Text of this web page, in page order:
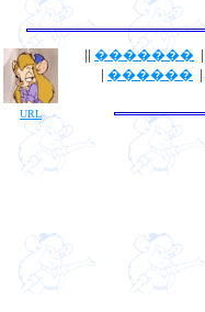
URL
|| ������� |
| ������ |